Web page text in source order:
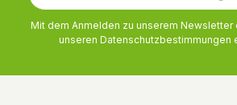
Mit dem Anmelden zu unserem Newsletter
unseren Datenschutzbestimmungen